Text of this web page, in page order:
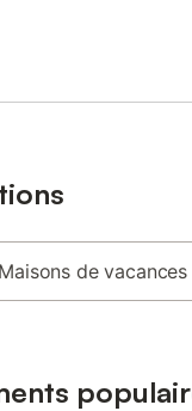
faites
Maisons de vacances